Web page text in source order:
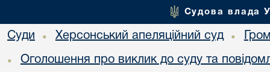
Судова влада
Суди • Херсонський апеляційний суд •
• Оголошення про виклик до суду та